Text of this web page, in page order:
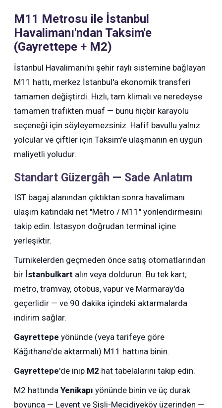
M11 Metrosu ile İstanbul
Havalimanı'ndan Taksim'e
(Gayrettepe + M2)
İstanbul Havalimanı'nı şehir raylı sistemine bağlayan
M11 hattı, merkez İstanbul'a ekonomik transferi
tamamen değiştirdi. Hızlı, tam klimalı ve neredeyse
tamamen trafikten muaf — bunu hiçbir karayolu
seçeneği için söyleyemezsiniz. Hafif bavullu yalnız
yolcular ve çiftler için Taksim'e ulaşmanın en uygun
maliyetli yoludur.
Standart Güzergâh — Sade Anlatım
IST bagaj alanından çıktıktan sonra havalimanı
ulaşım katındaki net "Metro / M11" yönlendirmesini
takip edin. İstasyon doğrudan terminal içine
yerleşiktir.
Turnikelerden geçmeden önce satış otomatlarından
bir İstanbulkart alın veya doldurun. Bu tek kart;
metro, tramvay, otobüs, vapur ve Marmaray'da
geçerlidir — ve 90 dakika içindeki aktarmalarda
indirim sağlar.
Gayrettepe yönünde (veya tarifeye göre
Kâğıthane'de aktarmalı) M11 hattına binin.
Gayrettepe'de inip M2 hat tabelalarını takip edin.
M2 hattındaYenikapı yönünde binin ve üç durak
boyunca — Levent ve Şişli-Mecidiyeköy üzerinden —